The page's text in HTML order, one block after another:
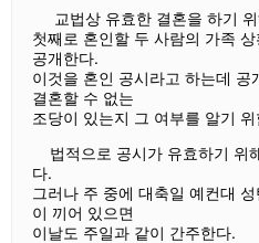
교법상 유효한 결혼을 하기 위
첫째로 혼인할 두 사람의 가족
공개한다.
이것을 혼인 공시라고 하는데 공
결혼할 수 없는
조당이 있는지 그 여부를 알기 위
법적으로 공시가 유효하기 위
다.
그러나 주 중에 대축일 예컨대
이 끼어 있으면
이날도 주일과 같이 간주한다.